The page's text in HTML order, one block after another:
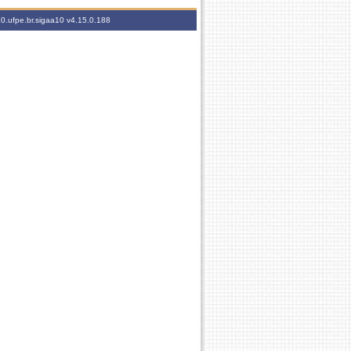
v4.15.0.188